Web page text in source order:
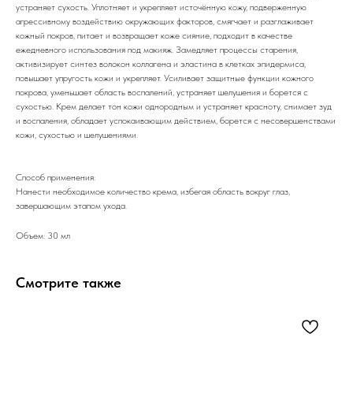
устраняет сухость. Уплотняет и укрепляет источённую кожу, подверженную
агрессивному воздействию окружающих факторов, смягчает и разглаживает
кожный покров, питает и возвращает коже сияние, подходит в качестве
ежедневного использования под макияж. Замедляет процессы старения,
активизирует синтез волокон коллагена и эластина в клетках эпидермиса,
повышает упругость кожи и укрепляет. Усиливает защитные функции кожного
покрова, уменьшает область воспалений, устраняет шелушения и борется с
сухостью. Крем делает тон кожи однородным и устраняет красноту, снимает зуд
и воспаления, обладает успокаивающим действием, борется с несовершенствами
кожи, сухостью и шелушениями.
Способ применения:
Нанести необходимое количество крема, избегая область вокруг глаз,
завершающим этапом ухода.
Объем: 30 мл
Смотрите также